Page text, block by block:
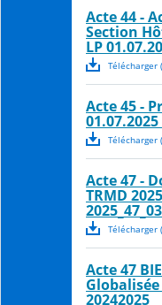
Acte 44 -
Section
LP
Télécharger
Acte 45 -
01.07.2025
Télécharger
Acte 47 -
TRMD
Télécharger
Acte 47
Globalisée
20242025